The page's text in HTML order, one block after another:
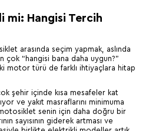
mi: Hangisi Tercih
arasında seçim yapmak, aslında
çok “hangisi bana daha uygun?”
motor türü de farklı ihtiyaçlara hitap
şehir içinde kısa mesafeler kat
ve yakıt masraflarını minimuma
senin için daha doğru bir
sayısının giderek artması ve